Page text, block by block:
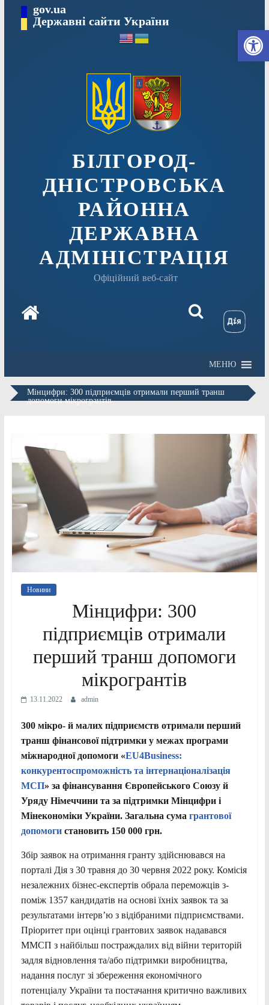
вмісту
gov.ua
Державні сайти України
БІЛГОРОД-
ДНІСТРОВСЬКА
РАЙОННА
ДЕРЖАВНА
АДМІНІСТРАЦІЯ
Офіційний веб-сайт
МЕНЮ
Мінцифри: 300 підприємців отримали перший транш
допомоги мікрогрантів
Новини
Мінцифри: 300
підприємців отримали
перший транш допомоги
мікрогрантів
13.11.2022 admin
300 мікро- й малих підприємств отримали перший
транш фінансової підтримки у межах програми
міжнародної допомоги «EU4Business:
конкурентоспроможність та інтернаціоналізація
МСП» за фінансування Європейського Союзу й
Уряду Німеччини та за підтримки Мінцифри і
Мінекономіки України. Загальна сума грантової
допомогистановить 150 000 грн.
Збір заявок на отримання гранту здійснювався на
порталі Дія з 30 травня до 30 червня 2022 року. Комісія
незалежних бізнес-експертів обрала переможців з-
поміж 1357 кандидатів на основі їхніх заявок та за
результатами інтерв’ю з відібраними підприємствами.
Пріоритет при оцінці грантових заявок надавався
ММСП з найбільш постраждалих від війни територій
задля відновлення та/або підтримки виробництва,
надання послуг зі збереження економічного
потенціалу України та постачання критично важливих